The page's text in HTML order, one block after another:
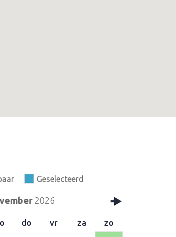
Geselecteerd
2026
do vr za zo